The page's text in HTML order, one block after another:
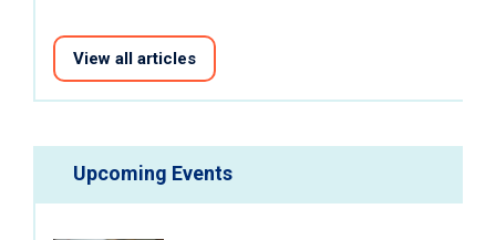
View all articles
Upcoming Events